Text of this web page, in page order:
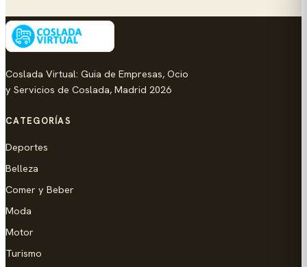
Coslada Virtual: Guia de Empresas, Ocio
y Servicios de Coslada, Madrid 2026
CATEGORÍAS
Deportes
Belleza
Comer y Beber
Moda
Motor
Turismo